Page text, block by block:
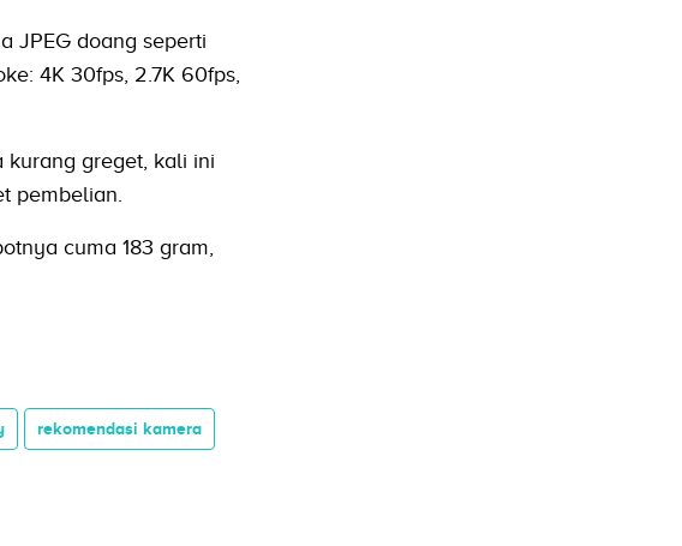
JPEG doang seperti
4K 30fps, 2.7K 60fps,
kurang greget, kali ini
pembelian.
cuma 183 gram,
rekomendasi kamera